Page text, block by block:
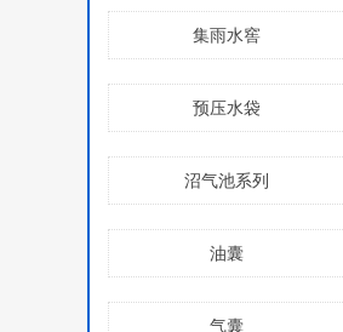
集雨水窖
预压水袋
沼气池系列
油囊
气囊